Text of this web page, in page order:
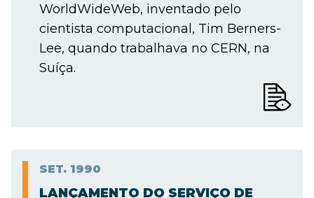
WorldWideWeb, inventado pelo
cientista computacional, Tim Berners-
Lee, quando trabalhava no CERN, na
Suíça.
SET. 1990
LANÇAMENTO DO SERVIÇO DE